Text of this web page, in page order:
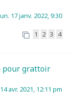
17 janv. 2022, 9:30
1 2 3 4
pour grattoir
avr. 2021, 12:11 pm